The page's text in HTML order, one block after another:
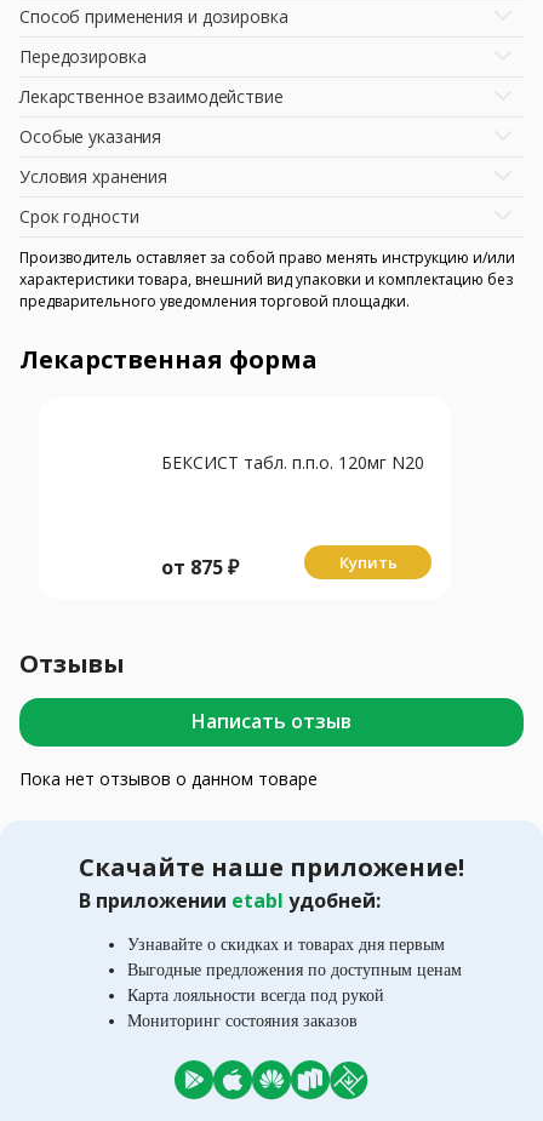
Способ применения и дозировка
Передозировка
Лекарственное взаимодействие
Особые указания
Условия хранения
Срок годности
Производитель оставляет за собой право менять инструкцию и/или
характеристики товара, внешний вид упаковки и комплектацию без
предварительного уведомления торговой площадки.
Лекарственная форма
БЕКСИСТ табл. п.п.о. 120мг N20
от 875₽ Купить
Отзывы
Написать отзыв
Пока нет отзывов о данном товаре
Скачайте наше приложение!
В приложении etabl удобней:
Узнавайте о скидках и товарах дня первым
Выгодные предложения по доступным ценам
Карта лояльности всегда под рукой
Мониторинг состояния заказов